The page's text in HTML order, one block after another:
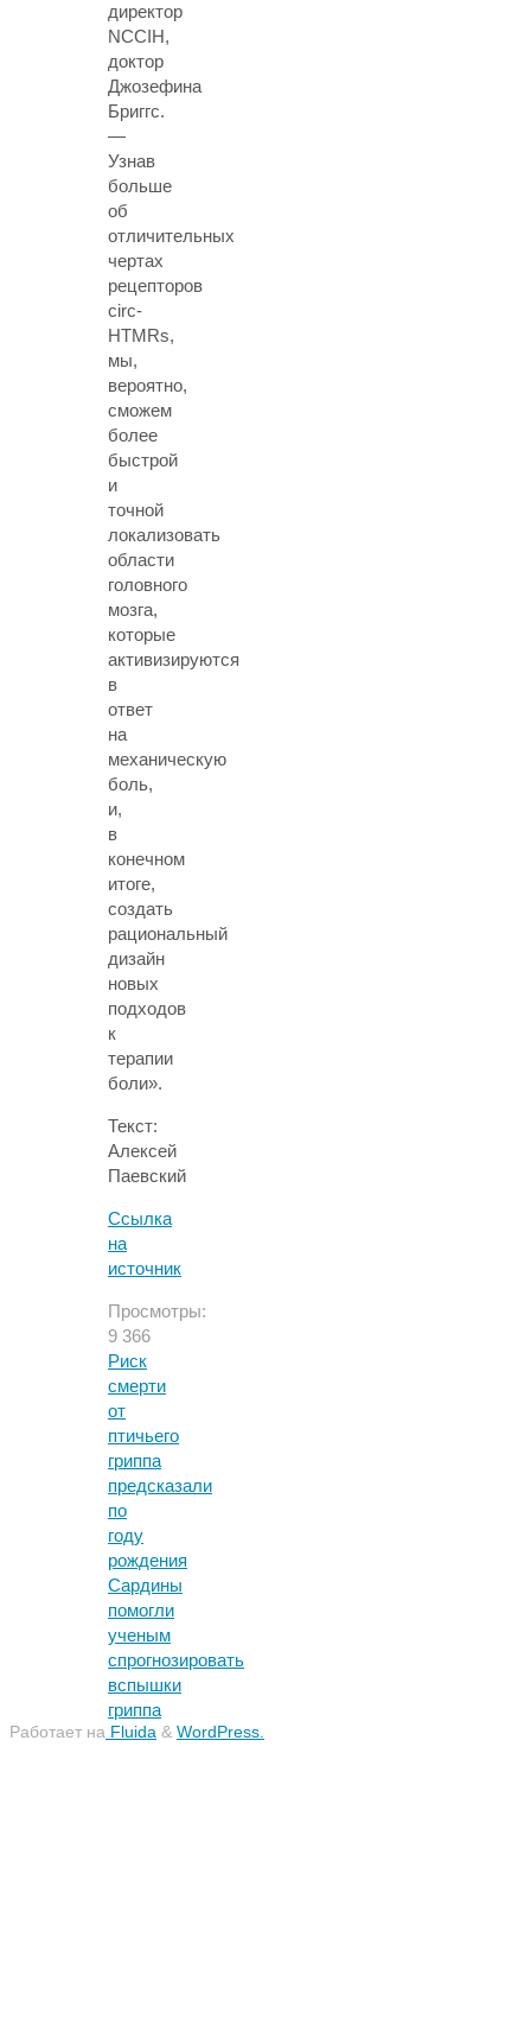
директор
NCCIH,
доктор
Джозефина
Бриггс.
—
Узнав
больше
об
отличительных
чертах
рецепторов
cirс-
HTMRs,
мы,
вероятно,
сможем
более
быстрой
и
точной
локализовать
области
головного
мозга,
которые
активизируются
в
ответ
на
механическую
боль,
и,
в
конечном
итоге,
создать
рациональный
дизайн
новых
подходов
к
терапии
боли».
Текст:
Алексей
Паевский
Ссылка
на
источник
Просмотры:
9 366
Риск
смерти
от
птичьего
гриппа
предсказали
по
году
рождения
Сардины
помогли
ученым
спрогнозировать
вспышки
гриппа
Работает на Fluida & WordPress.